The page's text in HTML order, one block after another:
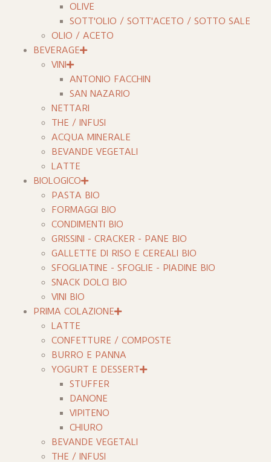
OLIVE
SOTT'OLIO / SOTT'ACETO / SOTTO SALE
OLIO / ACETO
BEVERAGE
VINI
ANTONIO FACCHIN
SAN NAZARIO
NETTARI
THE / INFUSI
ACQUA MINERALE
BEVANDE VEGETALI
LATTE
BIOLOGICO
PASTA BIO
FORMAGGI BIO
CONDIMENTI BIO
GRISSINI - CRACKER - PANE BIO
GALLETTE DI RISO E CEREALI BIO
SFOGLIATINE - SFOGLIE - PIADINE BIO
SNACK DOLCI BIO
VINI BIO
PRIMA COLAZIONE
LATTE
CONFETTURE / COMPOSTE
BURRO E PANNA
YOGURT E DESSERT
STUFFER
DANONE
VIPITENO
CHIURO
BEVANDE VEGETALI
THE / INFUSI